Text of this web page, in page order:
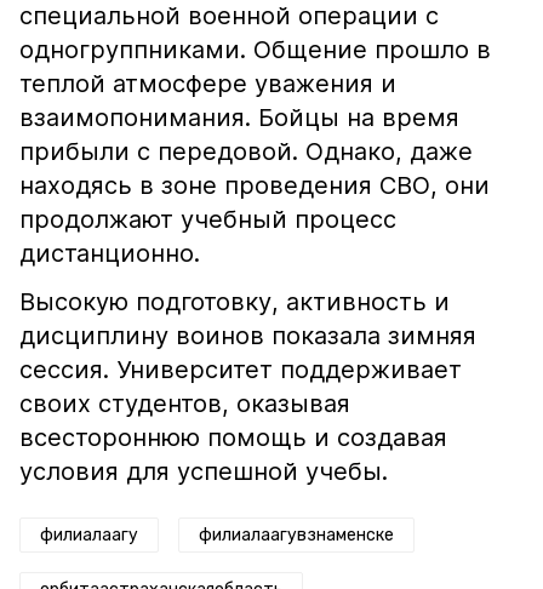
специальной военной операции с
одногруппниками. Общение прошло в
теплой атмосфере уважения и
взаимопонимания. Бойцы на время
прибыли с передовой. Однако, даже
находясь в зоне проведения СВО, они
продолжают учебный процесс
дистанционно.
Высокую подготовку, активность и
дисциплину воинов показала зимняя
сессия. Университет поддерживает
своих студентов, оказывая
всестороннюю помощь и создавая
условия для успешной учебы.
филиалаагу филиалаагувзнаменске